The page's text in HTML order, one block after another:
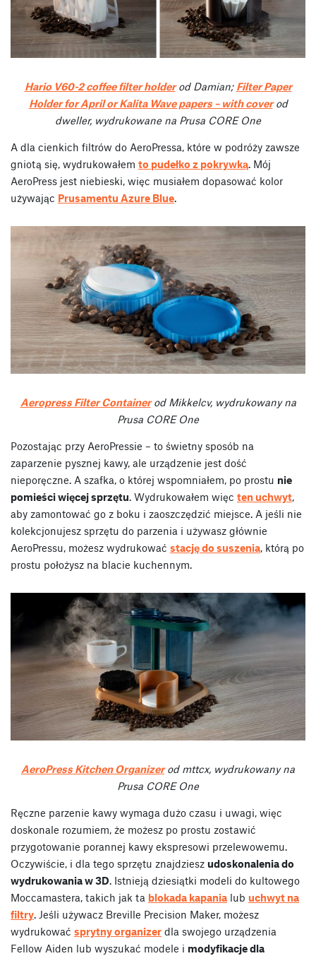
Hario V60-2 coffee filter holderod Damian; Filter Paper
Holder for April or Kalita Wave papers – with coverod
dweller, wydrukowane na Prusa CORE One
A dla cienkich filtrów do AeroPressa, które w podróży zawsze
gniotą się, wydrukowałem to pudełko z pokrywką. Mój
AeroPress jest niebieski, więc musiałem dopasować kolor
używając Prusamentu Azure Blue.
Aeropress Filter Containerod Mikkelcv, wydrukowany na
Prusa CORE One
Pozostając przy AeroPressie – to świetny sposób na
zaparzenie pysznej kawy, ale urządzenie jest dość
nieporęczne. A szafka, o której wspomniałem, po prostu nie
pomieści więcej sprzętu. Wydrukowałem więc ten uchwyt,
aby zamontować go z boku i zaoszczędzić miejsce. A jeśli nie
kolekcjonujesz sprzętu do parzenia i używasz głównie
AeroPressu, możesz wydrukować stację do suszenia, którą po
prostu położysz na blacie kuchennym.
AeroPress Kitchen Organizerod mttcx, wydrukowany na
Prusa CORE One
Ręczne parzenie kawy wymaga dużo czasu i uwagi, więc
doskonale rozumiem, że możesz po prostu zostawić
przygotowanie porannej kawy ekspresowi przelewowemu.
Oczywiście, i dla tego sprzętu znajdziesz udoskonalenia do
wydrukowania w 3D. Istnieją dziesiątki modeli do kultowego
Moccamastera, takich jak ta blokada kapania lub uchwyt na
filtry. Jeśli używacz Breville Precision Maker, możesz
wydrukować sprytny organizer dla swojego urządzenia
Fellow Aiden lub wyszukać modele i modyfikacje dla